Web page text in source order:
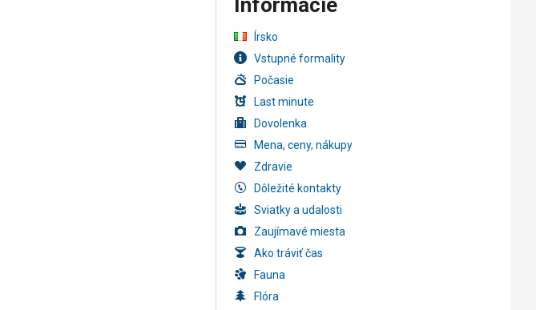
Írsko
Vstupné formality
Počasie
Last minute
Dovolenka
Mena, ceny, nákupy
Zdravie
Dôležité kontakty
Sviatky a udalosti
Zaujímavé miesta
Ako tráviť čas
Fauna
Flóra